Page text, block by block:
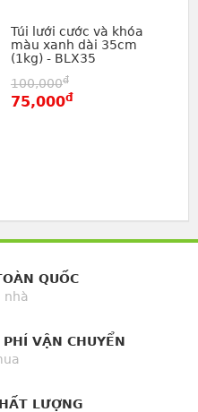
Túi lưới cước và khóa
màu xanh dài 35cm
(1kg) - BLX35
100,000đ
75,000đ
QUỐC
nhà
VẬN CHUYỂN
LƯỢNG